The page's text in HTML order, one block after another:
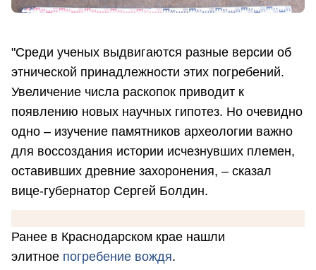
"Среди ученых выдвигаются разные версии об
этнической принадлежности этих погребений.
Увеличение числа раскопок приводит к
появлению новых научных гипотез. Но очевидно
одно – изучение памятников археологии важно
для воссоздания истории исчезнувших племен,
оставивших древние захоронения, – сказал
вице-губернатор Сергей Болдин.
Ранее в Краснодарском крае нашли
элитное погребение вождя.